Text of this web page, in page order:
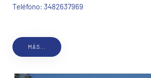
Teléfono: 3482637969
MÁS...